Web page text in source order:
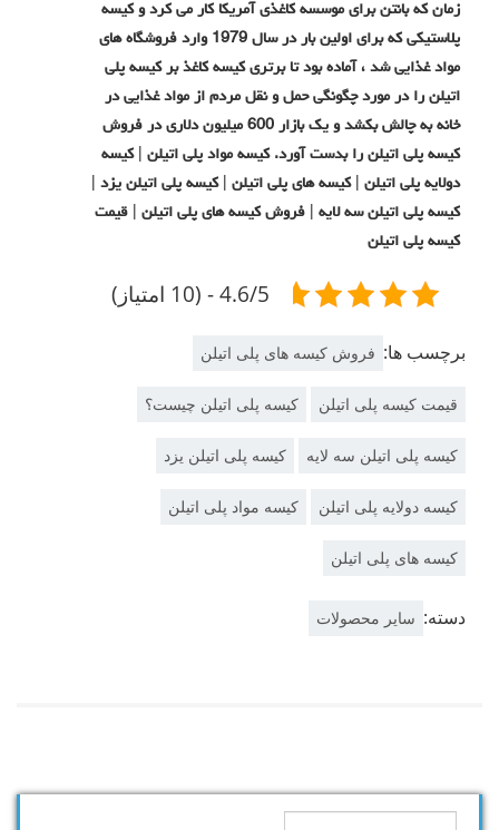
زمان که بانتن برای موسسه کاغذی آمریکا کار می کرد و کیسه
پلاستیکی که برای اولین بار در سال 1979 وارد فروشگاه های
مواد غذایی شد ، آماده بود تا برتری کیسه کاغذ بر کیسه پلی
اتیلن را در مورد چگونگی حمل و نقل مردم از مواد غذایی در
خانه به چالش بکشد و یک بازار 600 میلیون دلاری در فروش
کیسه پلی اتیلن را بدست آورد. کیسه مواد پلی اتیلن | کیسه
دولایه پلی اتیلن | کیسه های پلی اتیلن | کیسه پلی اتیلن یزد |
کیسه پلی اتیلن سه لایه | فروش کیسه های پلی اتیلن | قیمت
کیسه پلی اتیلن
4.6/5 - (10 امتیاز)
برچسب ها: فروش کیسه های پلی اتیلن
قیمت کیسه پلی اتیلن کیسه پلی اتیلن چیست؟
کیسه پلی اتیلن سه لایه کیسه پلی اتیلن یزد
کیسه دولایه پلی اتیلن کیسه مواد پلی اتیلن
کیسه های پلی اتیلن
دسته: سایر محصولات